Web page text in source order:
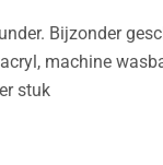
Bijzonder
machine
stuk